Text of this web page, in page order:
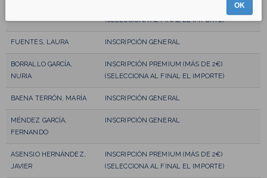
(SELECCIONA AL FINAL EL IMPORTE)
FUENTES, LAURA INSCRIPCIÓN GENERAL
BORRALLO GARCÍA,
NURIA
INSCRIPCIÓN PREMIUM (MÁS DE 2€)
(SELECCIONA AL FINAL EL IMPORTE)
BAENA TERRÓN, MARÍA INSCRIPCIÓN GENERAL
MÉNDEZ GARCÍA,
FERNANDO
INSCRIPCIÓN GENERAL
ASENSIO HERNÁNDEZ,
JAVIER
INSCRIPCIÓN PREMIUM (MÁS DE 2€)
(SELECCIONA AL FINAL EL IMPORTE)
OK